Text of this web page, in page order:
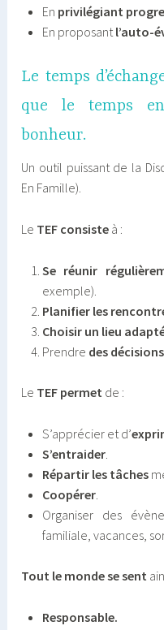
En privilégiant
En proposantl’auto-
Le temps
que le temps
bonheur.
Un outil puissant de la
En Famille).
Le TEF consiste à :
Se réunir
exemple).
Planifier les
Choisir un lieu
Prendre des
Le TEF permet de :
S’apprécier et d’
S’entraider.
Répartir les tâches
Coopérer.
Organiser des
familiale, vacances,
Tout le monde se sent
Responsable.